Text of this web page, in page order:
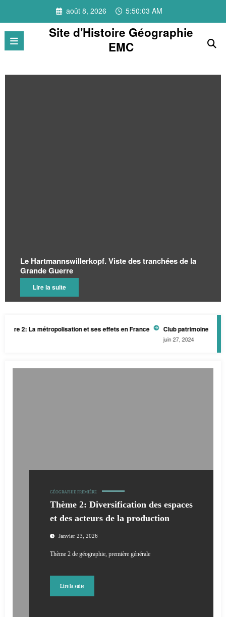
contenu
août 8, 2026 5:50:04 AM
Site d'Histoire Géographie
EMC
Viste des tranchées de la
La métropolisation et ses effets en France Club patrimoine-
juin 27, 2024
GÉOGRAPHIE PREMIÈRE
Thème 2: Diversification des espaces
et des acteurs de la production
Janvier 23, 2026
Thème 2 de géographie, première générale
Lire la suite